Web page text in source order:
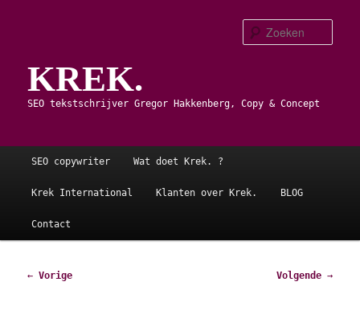
primaire
inhoudKREK.
SEO tekstschrijver Gregor Hakkenberg, Copy & Concept
Hoofdmenu
SEO copywriter Wat doet Krek. ?
Krek International Klanten over Krek. BLOG
Contact
Bericht
← Vorige Volgende →